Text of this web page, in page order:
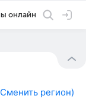
онлайн
Сменить регион)